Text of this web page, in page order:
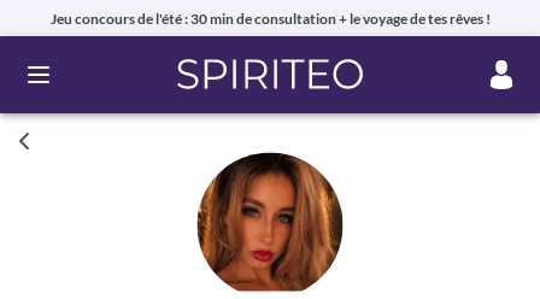
Jeu concours de l'été : 30 min de consultation + le voyage de tes rêves !
Ouvrir le menu